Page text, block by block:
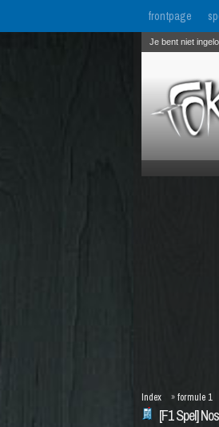
frontpage
Je bent niet
[F1 Spel]
Index »formule 1